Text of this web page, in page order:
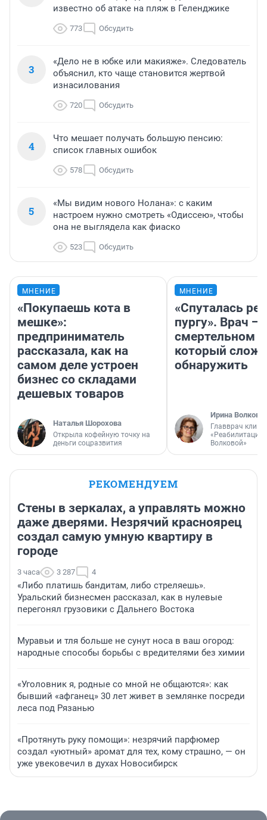
известно об атаке на пляж в Геленджике
773 Обсудить
3
«Дело не в юбке или макияже». Следователь
объяснил, кто чаще становится жертвой
изнасилования
720 Обсудить
4
Что мешает получать большую пенсию:
список главных ошибок
578 Обсудить
5
«Мы видим нового Нолана»: с каким
настроем нужно смотреть «Одиссею», чтобы
она не выглядела как фиаско
523 Обсудить
МНЕНИЕ
«Покупаешь кота в
мешке»:
предприниматель
рассказала, как на
самом деле устроен
бизнес со складами
дешевых товаров
Наталья Шорохова
Открыла кофейную точку на
деньги соцразвития
МНЕНИЕ
«Спуталась
пургу». Врач —
смертельном
который
обнаружить
Ирина Волкова
Главврач
«Реабилитация
Волковой»
РЕКОМЕНДУЕМ
Стены в зеркалах, а управлять можно
даже дверями. Незрячий красноярец
создал самую умную квартиру в
городе
3 часа 3 287 4
«Либо платишь бандитам, либо стреляешь».
Уральский бизнесмен рассказал, как в нулевые
перегонял грузовики с Дальнего Востока
Муравьи и тля больше не сунут носа в ваш огород:
народные способы борьбы с вредителями без химии
«Уголовник я, родные со мной не общаются»: как
бывший «афганец» 30 лет живет в землянке посреди
леса под Рязанью
«Протянуть руку помощи»: незрячий парфюмер
создал «уютный» аромат для тех, кому страшно, — он
уже увековечил в духах Новосибирск